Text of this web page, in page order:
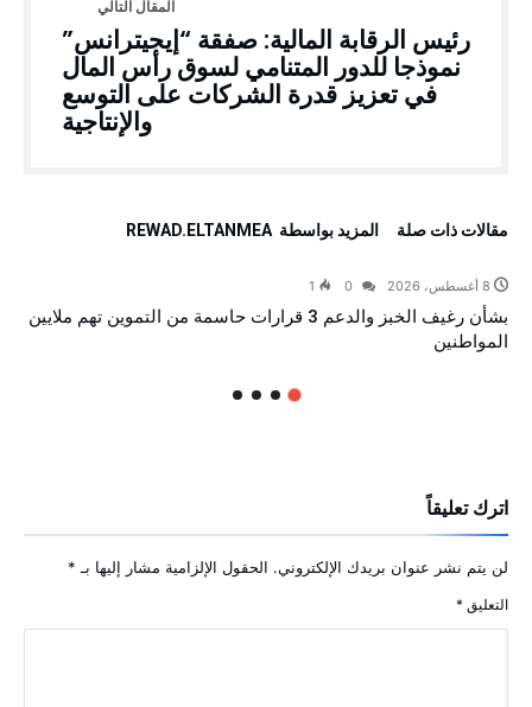
رئيس الرقابة المالية: صفقة “إيجيترانس”
نموذجا للدور المتنامي لسوق رأس المال
في تعزيز قدرة الشركات على التوسع
والإنتاجية
‫مقالات ذات صلة‬ ‫‫المزيد بواسطة‬ ‬ REWAD.ELTANMEA
8 أغسطس، 2026 1
بشأن رغيف الخبز والدعم 3 قرارات حاسمة من التموين تهم ملايين
المواطنين
اترك تعليقاً
لن يتم نشر عنوان بريدك الإلكتروني. الحقول الإلزامية مشار إليها بـ *
التعليق *